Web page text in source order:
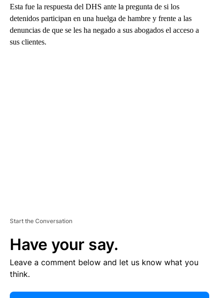
Esta fue la respuesta del DHS ante la pregunta de si los
detenidos participan en una huelga de hambre y frente a las
denuncias de que se les ha negado a sus abogados el acceso a
sus clientes.
Start the Conversation
Have your say.
Leave a comment below and let us know what you
think.